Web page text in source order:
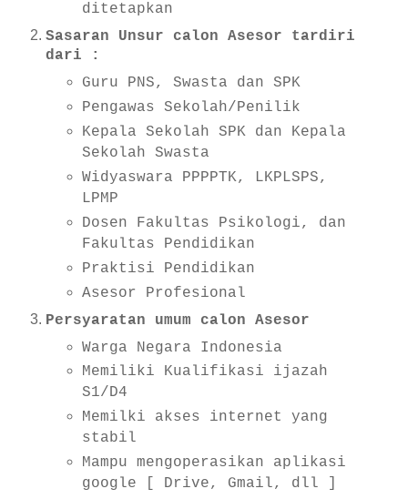
ditetapkan
Sasaran Unsur calon Asesor tardiri
dari :
Guru PNS, Swasta dan SPK
Pengawas Sekolah/Penilik
Kepala Sekolah SPK dan Kepala
Sekolah Swasta
Widyaswara PPPPTK, LKPLSPS,
LPMP
Dosen Fakultas Psikologi, dan
Fakultas Pendidikan
Praktisi Pendidikan
Asesor Profesional
Persyaratan umum calon Asesor
Warga Negara Indonesia
Memiliki Kualifikasi ijazah
S1/D4
Memilki akses internet yang
stabil
Mampu mengoperasikan aplikasi
google [ Drive, Gmail, dll ]